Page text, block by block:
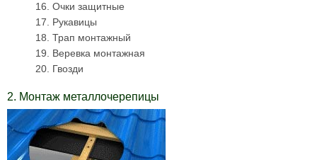
16. Очки защитные
17. Рукавицы
18. Трап монтажный
19. Веревка монтажная
20. Гвозди
2. Монтаж металлочерепицы